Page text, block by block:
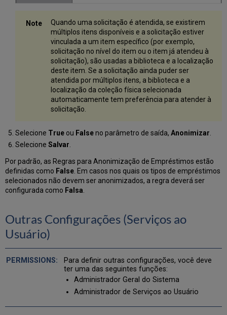
Quando uma solicitação é atendida, se existirem
múltiplos itens disponíveis e a solicitação estiver
vinculada a um item específico (por exemplo,
solicitação no nível do item ou o item já atendeu à
solicitação), são usadas a biblioteca e a localização
deste item. Se a solicitação ainda puder ser
atendida por múltiplos itens, a biblioteca e a
localização da coleção física selecionada
automaticamente tem preferência para atender à
solicitação.
Selecione Trueou Falseno parâmetro de saída, Anonimizar.
Selecione Salvar
Por padrão, as Regras para Anonimização de Empréstimos estão
definidas como False Em casos nos quais os tipos de empréstimos
selecionados não devem ser anonimizados, a regra deverá ser
configurada como Falsa
Outras Configurações (Serviços ao
Usuário)
Para definir outras configurações, você deve
ter uma das seguintes funções:
Administrador Geral do Sistema
Administrador de Serviços ao Usuário